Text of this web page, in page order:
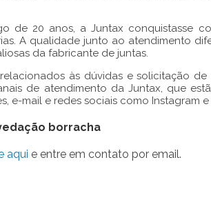
de 20 anos, a Juntax conquistasse
A qualidade junto ao atendimento
da fabricante de juntas.
às dúvidas e solicitação
de atendimento da Juntax, que
e-mail e redes sociais como Instagram
borracha
aqui e entre em contato por email.